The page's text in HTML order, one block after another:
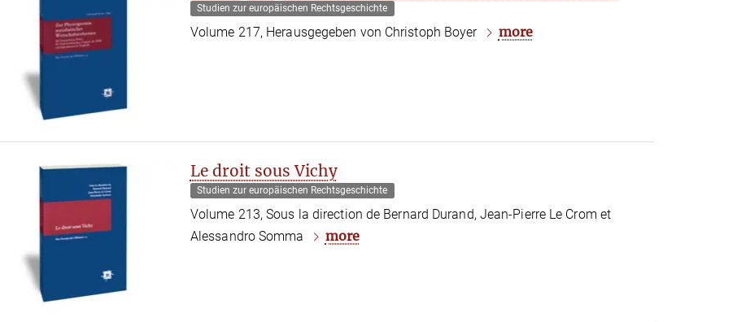
Studien zur europäischen Rechtsgeschichte
Volume 217, Herausgegeben von Christoph Boyer more
Le droit sous Vichy
Studien zur europäischen Rechtsgeschichte
Volume 213, Sous la direction de Bernard Durand, Jean-Pierre Le Crom et
Alessandro Somma
more